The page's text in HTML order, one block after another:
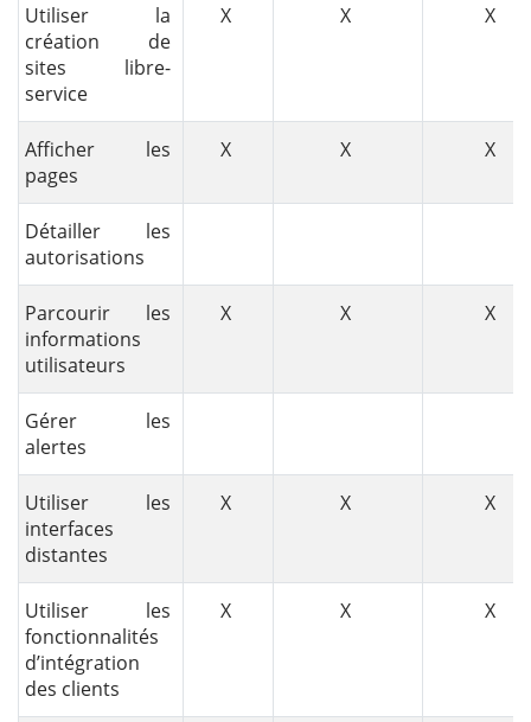
Utiliser la
création de
sites libre-
service
X X X
Afficher les
pages
X X X
Détailler les
autorisations
Parcourir les
informations
utilisateurs
X X X
Gérer les
alertes
Utiliser les
interfaces
distantes
X X X
Utiliser les
fonctionnalités
d’intégration
des clients
X X X